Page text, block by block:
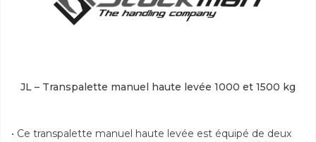
JL – Transpalette manuel haute levée 1000 et 1500 kg
• Ce transpalette manuel haute levée est équipé de deux